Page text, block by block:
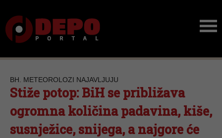
BH. METEOROLOZI NAJAVLJUJU
Stiže potop: BiH se približava
ogromna količina padavina, kiše,
susnježice, snijega, a najgore će